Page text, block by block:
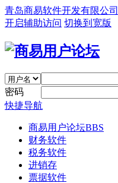
青岛商易软件开发有限公司
开启辅助访问 切换到宽版
密码
快捷导航
商易用户论坛BBS
财务软件
税务软件
进销存
票据软件